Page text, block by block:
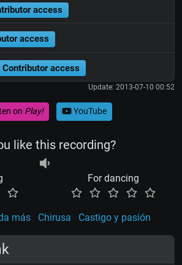
access
access
Contributor access
Update: 2013-07-10 00:52
on Play! YouTube
like this recording?
For dancing
más Chirusa Castigo y pasión